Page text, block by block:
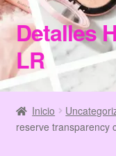
Ir
a
la
navegación
Ir
al
contenido
Detalles
LR
Inicio
Categories
Inicio
reserve transparency